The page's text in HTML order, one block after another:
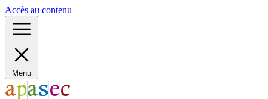
Accès au contenu
Menu
Panneau de gestion des cookies